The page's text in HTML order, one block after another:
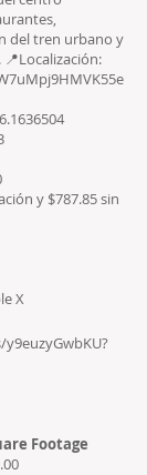
del tren urbano y
.1636504
y $787.85 sin
X
Footage